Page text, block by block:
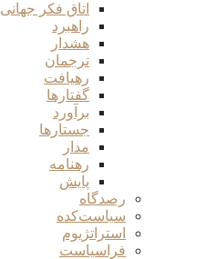
اتاق فکر جهانی
راهبرد
هشدار
ترجمان
رهیافت
گفتارها
برآورد
جستارها
مدار
رهنامه
پایش
رصدگاه
سیاست‌کده
استراتژیوم
فراسیاست